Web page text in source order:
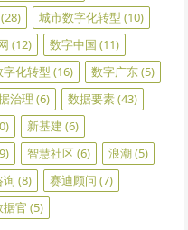
(28) 城市数字化转型 (10)
(12) 数字中国 (11)
字化转型 (16) 数字广东(5)
治理 (6) 数据要素(43)
新基建 (6)
智慧社区 (6) 浪潮(5)
询 (8) 赛迪顾问 (7)
据官 (5)